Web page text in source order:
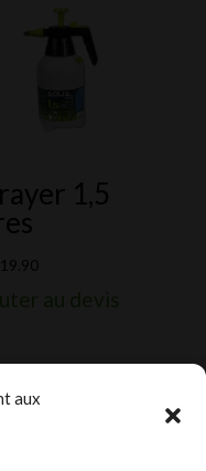
aux
1,5
19.90